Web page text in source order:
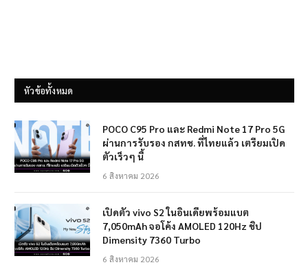
หัวข้อทั้งหมด
POCO C95 Pro และ Redmi Note 17 Pro 5G
ผ่านการรับรอง กสทช. ที่ไทยแล้ว เตรียมเปิด
ตัวเร็วๆ นี้
6 สิงหาคม 2026
เปิดตัว vivo S2 ในอินเดียพร้อมแบต
7,050mAh จอโค้ง AMOLED 120Hz ชิป
Dimensity 7360 Turbo
6 สิงหาคม 2026